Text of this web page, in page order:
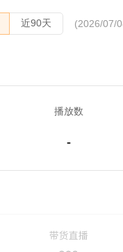
近90天 (2026/07/
播放数
-